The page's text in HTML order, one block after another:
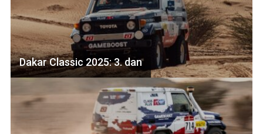
Dakar Classic 2025: 3. dan